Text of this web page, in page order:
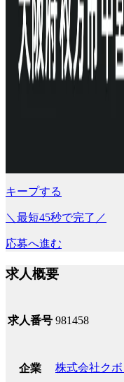
キープする
＼最短45秒で完了／
応募へ進む
求人概要
求人番号 981458
企業 株式会社ク